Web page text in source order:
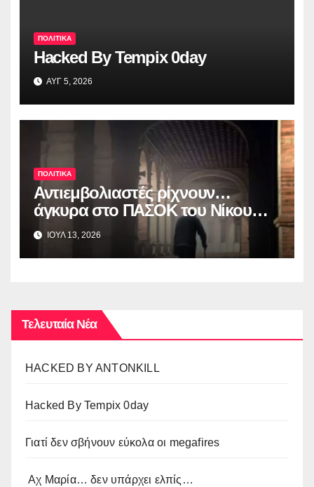
ΠΟΛΙΤΙΚΑ
Hacked By Tempix 0day
ΑΥΓ 5, 2026
ΠΟΛΙΤΙΚΑ
Αντιεμβολιαστές ρίχνουν…
άγκυρα στο ΠΑΣΟΚ του Nίκου
Ανδρουλάκη
ΙΟΥΛ 13, 2026
Τελευταία Νέα
HACKED BY ANTONKILL
Hacked By Tempix 0day
Γιατί δεν σβήνουν εύκολα οι megafires
Αχ Μαρία… δεν υπάρχει ελπίς…